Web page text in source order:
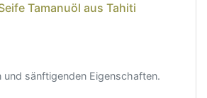
Tamanuöl aus Tahiti
und sänftigenden Eigenschaften.